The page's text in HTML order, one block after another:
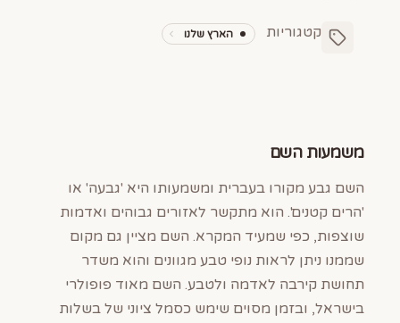
קטגוריות הארץ שלנו
משמעות השם
השם גבע מקורו בעברית ומשמעותו היא 'גבעה' או
'הרים קטנים'. הוא מתקשר לאזורים גבוהים ואדמות
שוצפות, כפי שמעיד המקרא. השם מציין גם מקום
שממנו ניתן לראות נופי טבע מגוונים והוא משדר
תחושת קירבה לאדמה ולטבע. השם מאוד פופולרי
בישראל, ובזמן מסוים שימש כסמל ציוני של בשלות